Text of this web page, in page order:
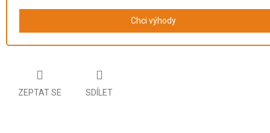
Chci výhody
ZEPTAT SE SDÍLET